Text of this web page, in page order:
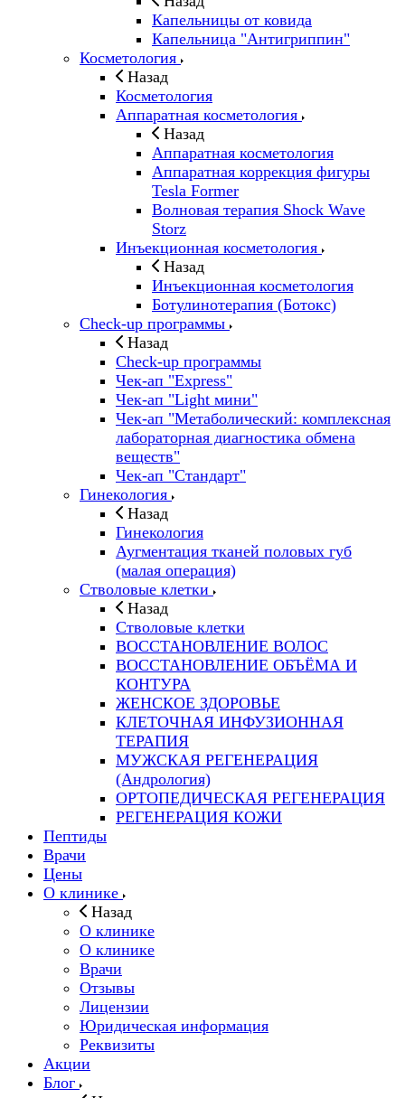
Капельницы от ковида
Капельница "Антигриппин"
Косметология
Назад
Косметология
Аппаратная косметология
Назад
Аппаратная косметология
Аппаратная коррекция фигуры
Tesla Former
Волновая терапия Shock Wave
Storz
Инъекционная косметология
Назад
Инъекционная косметология
Ботулинотерапия (Ботокс)
Check-up программы
Назад
Check-up программы
Чек-ап "Express"
Чек-ап "Light мини"
Чек-ап "Метаболический: комплексная
лабораторная диагностика обмена
веществ"
Чек-ап "Стандарт"
Гинекология
Назад
Гинекология
Аугментация тканей половых губ
(малая операция)
Стволовые клетки
Назад
Стволовые клетки
ВОССТАНОВЛЕНИЕ ВОЛОС
ВОССТАНОВЛЕНИЕ ОБЪЁМА И
КОНТУРА
ЖЕНСКОЕ ЗДОРОВЬЕ
КЛЕТОЧНАЯ ИНФУЗИОННАЯ
ТЕРАПИЯ
МУЖСКАЯ РЕГЕНЕРАЦИЯ
(Андрология)
ОРТОПЕДИЧЕСКАЯ РЕГЕНЕРАЦИЯ
РЕГЕНЕРАЦИЯ КОЖИ
Пептиды
Врачи
Цены
О клинике
Назад
О клинике
О клинике
Врачи
Отзывы
Лицензии
Юридическая информация
Реквизиты
Акции
Блог